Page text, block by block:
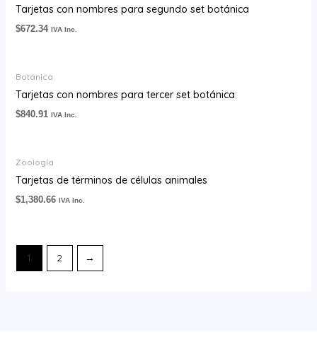
Tarjetas con nombres para segundo set botánica
$672.34 IVA Inc.
Botánica
Tarjetas con nombres para tercer set botánica
$840.91 IVA Inc.
Zoología
Tarjetas de términos de células animales
$1,380.66 IVA Inc.
1 2 →